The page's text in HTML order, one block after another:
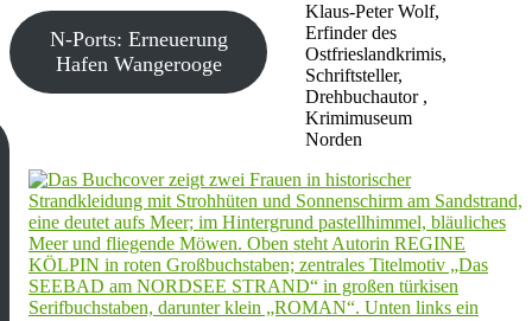
Klaus-Peter Wolf,
Erfinder des
Ostfrieslandkrimis,
Schriftsteller,
Drehbuchautor ,
Krimimuseum
Norden
N-Ports: Erneuerung
Hafen Wangerooge